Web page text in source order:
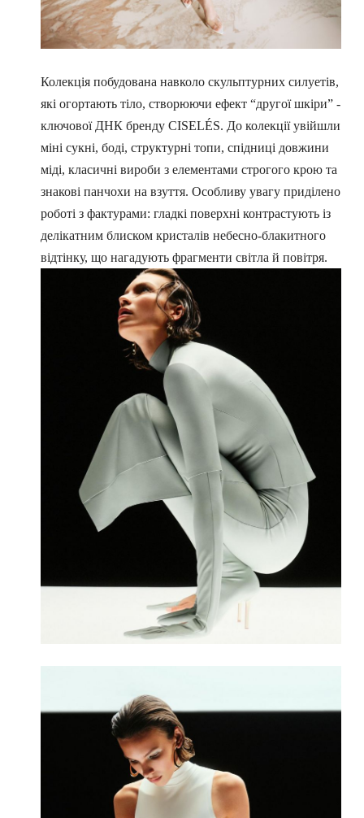
Колекція побудована навколо скульптурних силуетів,
які огортають тіло, створюючи ефект “другої шкіри” -
ключової ДНК бренду CISELÉS. До колекції увійшли
міні сукні, боді, структурні топи, спідниці довжини
міді, класичні вироби з елементами строгого крою та
знакові панчохи на взуття. Особливу увагу приділено
роботі з фактурами: гладкі поверхні контрастують із
делікатним блиском кристалів небесно-блакитного
відтінку, що нагадують фрагменти світла й повітря.